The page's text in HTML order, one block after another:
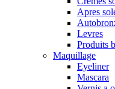
Apres
Levres
Produits
Maquillage
Eyeliner
Mascara